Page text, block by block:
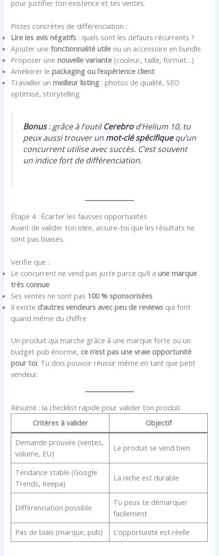
pour justifier ton existence et tes ventes.
Pistes concrètes de différenciation :
Lire les avis négatifs : quels sont les défauts récurrents ?
Ajouter unefonctionnalité utile ou un accessoire en bundle
Proposer unenouvelle variante (couleur, taille, format…)
Améliorer lepackaging ou l’expérience client
Travailler unmeilleur listing : photos de qualité, SEO
optimisé, storytelling
Bonus: grâce à l’outilCerebrod’Helium 10, tu
peux aussi trouver un mot-clé spécifiquequ’un
concurrent utilise avec succès. C’est souvent
un indice fort de différenciation.
Étape 4 : Écarter les fausses opportunités
Avant de valider ton idée, assure-toi que les résultats ne
sont pas biaisés.
Vérifie que :
Le concurrent ne vend pas juste parce qu’il aune marque
très connue
Ses ventes ne sont pas 100 % sponsorisées
Il existe d’autres vendeurs avec peu de reviews qui font
quand même du chiffre
Un produit qui marche grâce à une marque forte ou un
budget pub énorme, ce n’est pas une vraie opportunité
pour toi. Tu dois pouvoir réussir même en tant que petit
vendeur.
Résumé : la checklist rapide pour valider ton produit
Critères à valider
Objectif
Demande prouvée (ventes,
volume, EU)
Le produit se vend bien
Tendance stable (Google
Trends, Keepa)
La niche est durable
Différenciation possible
Tu peux te démarquer
facilement
Pas de biais (marque, pub)
L’opportunité est réelle